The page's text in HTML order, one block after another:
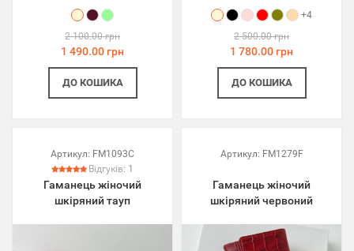
2 100.00 грн
1 490.00 грн
ДО КОШИКА
+4
2 500.00 грн
1 780.00 грн
ДО КОШИКА
Артикул: FM1093C
Відгуків: 1
Гаманець жіночий
шкіряний тауп
Артикул: FM1279F
Гаманець жіночий
шкіряний червоний